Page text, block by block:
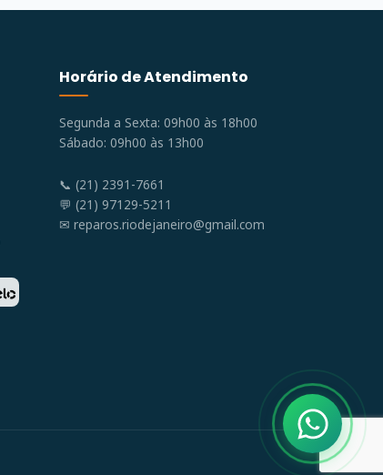
Horário de Atendimento
Segunda a Sexta: 09h00 às 18h00
Sábado: 09h00 às 13h00
📞 (21) 2391-7661
💬 (21) 97129-5211
✉ reparos.riodejaneiro@gmail.com